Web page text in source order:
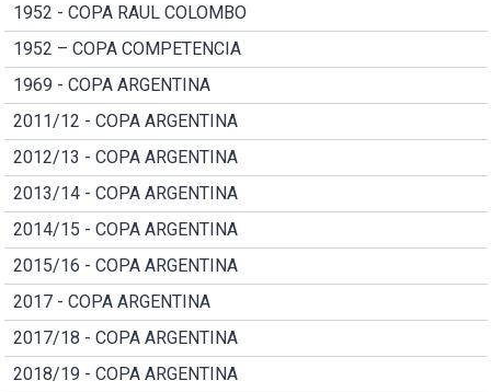
1952 - COPA RAUL COLOMBO
1952 – COPA COMPETENCIA
1969 - COPA ARGENTINA
2011/12 - COPA ARGENTINA
2012/13 - COPA ARGENTINA
2013/14 - COPA ARGENTINA
2014/15 - COPA ARGENTINA
2015/16 - COPA ARGENTINA
2017 - COPA ARGENTINA
2017/18 - COPA ARGENTINA
2018/19 - COPA ARGENTINA